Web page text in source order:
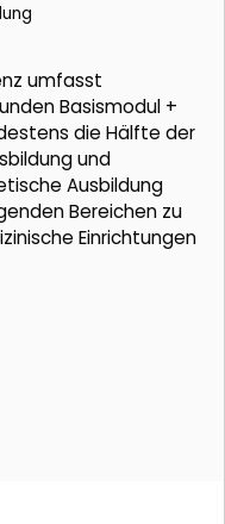
umfasst
Basismodul +
die Hälfte der
und
Ausbildung
Bereichen zu
Einrichtungen